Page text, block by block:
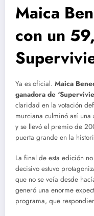
Maica
con un
Ya es oficial. Maica
ganadora de
claridad en la votación
murciana culminó así
y se llevó el premio de
puerta grande en la
La final de esta edición
decisivo estuvo
que no se veía desde
generó una enorme
programa, que